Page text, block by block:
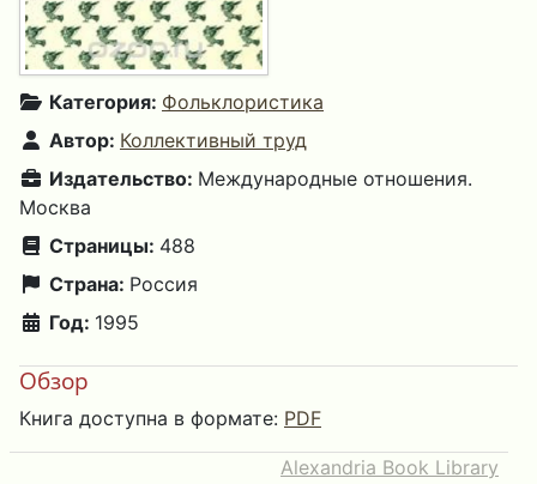
Категория: Фольклористика
Автор: Коллективный труд
Издательство: Международные отношения.
Москва
Страницы: 488
Страна: Россия
Год: 1995
Обзор
Книга доступна в формате: PDF
Alexandria Book Library